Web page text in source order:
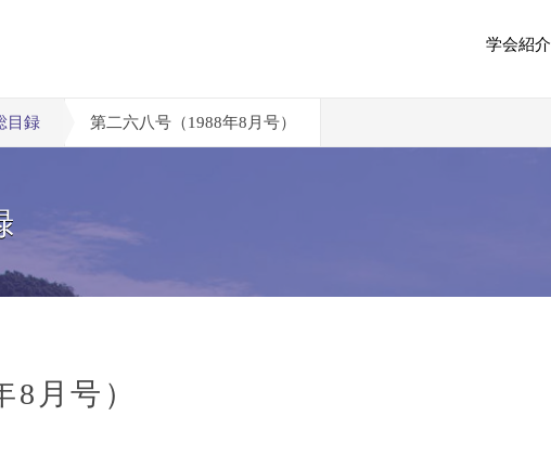
学会紹介
目録 第二六八号（1988年8月号）
月号）